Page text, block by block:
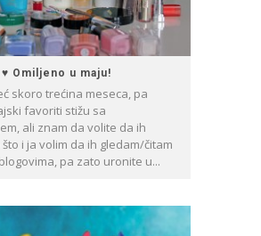
Omiljeno u maju!
skoro trećina meseca, pa
favoriti stižu sa
ali znam da volite da ih
i ja volim da ih gledam/čitam
pa zato uronite u...